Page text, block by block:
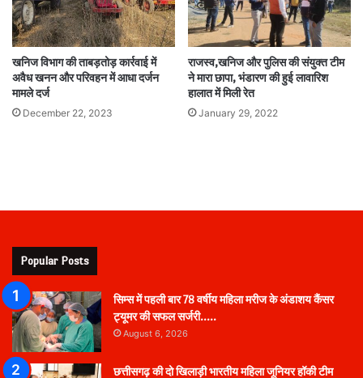
खनिज विभाग की ताबड़तोड़ कार्रवाई में
अवैध खनन और परिवहन में आधा दर्जन
मामले दर्ज
December 22, 2023
राजस्व,खनिज और पुलिस की संयुक्त टीम
ने मारा छापा, भंडारण की हुई लावारिश
हालात में मिली रेत
January 29, 2022
Popular Posts
सिम्स में पहली बार 78 वर्षीय महिला मरीज के अंडाशय कैंसर
ट्यूमर की सफल सर्जरी…..
August 6, 2026
छत्तीसगढ़ की दो खिलाड़ी भारतीय महिला जूनियर हॉकी टीम